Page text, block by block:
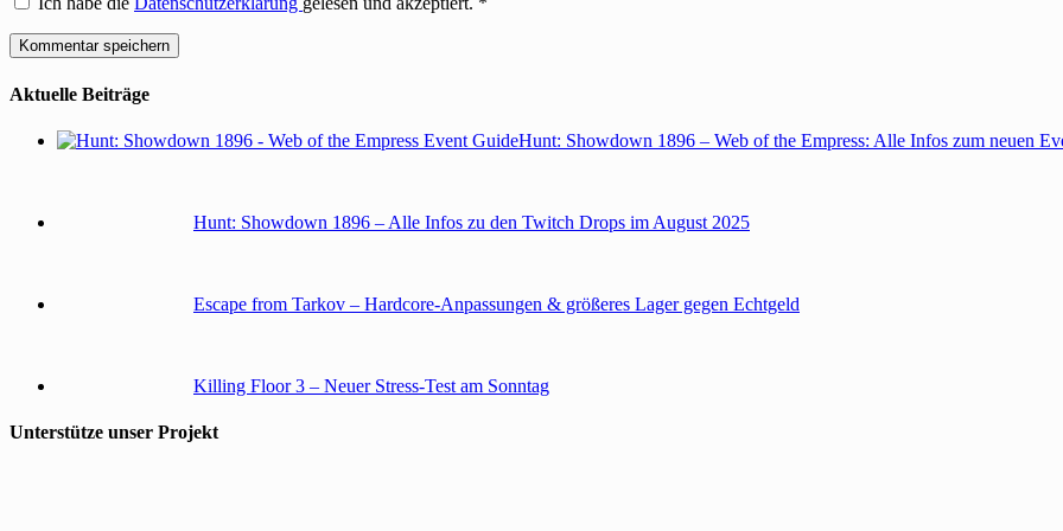
Aktuelle Beiträge
Hunt: Showdown 1896 – Web of the Empress: Alle Infos zum neuen
Hunt: Showdown 1896 – Alle Infos zu den Twitch Drops im August 2025
Escape from Tarkov – Hardcore-Anpassungen & größeres Lager gegen Echtgeld
Killing Floor 3 – Neuer Stress-Test am Sonntag
Unterstütze unser Projekt